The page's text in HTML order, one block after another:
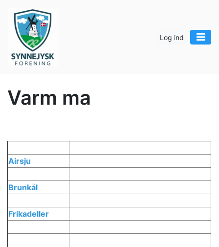
Log ind
Varm ma
Airsju
Brunkål
Frikadeller